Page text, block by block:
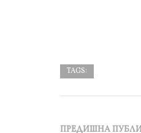
TAGS:
ПРЕДИШНА